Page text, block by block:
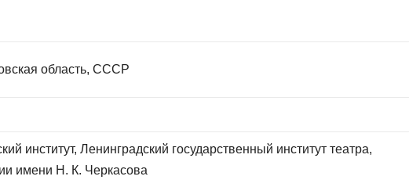
область, СССР
институт, Ленинградский государственный институт театра,
имени Н. К. Черкасова